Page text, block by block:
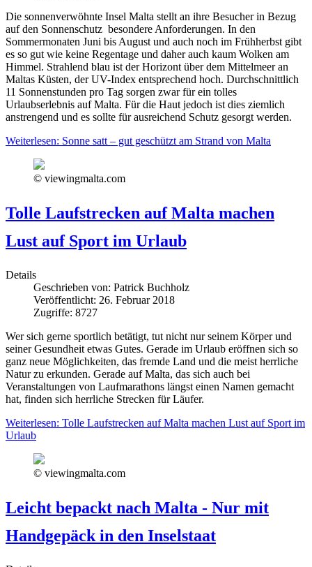
Die sonnenverwöhnte Insel Malta stellt an ihre Besucher in Bezug
auf den Sonnenschutz besondere Anforderungen. In den
Sommermonaten Juni bis August und auch noch im Frühherbst gibt
es so gut wie keine Regentage und daher auch kaum Wolken am
Himmel. Strahlend blau ist der Horizont über dem Mittelmeer an
Maltas Küsten, der UV-Index entsprechend hoch. Durchschnittlich
11 Sonnenstunden pro Tag sorgen zwar für ein tolles
Urlaubserlebnis auf Malta. Für die Haut jedoch ist dies ziemlich
anstrengend und es sollte für ausreichend Schutz gesorgt werden.
Weiterlesen: Sonne satt – gut geschützt am Strand von Malta
© viewingmalta.com
Tolle Laufstrecken auf Malta machen
Lust auf Sport im Urlaub
Details
Geschrieben von: Patrick Buchholz
Veröffentlicht: 26. Februar 2018
Zugriffe: 8727
Wer sich gerne sportlich betätigt, tut nicht nur seinem Körper und
seiner Gesundheit etwas Gutes. Gerade im Urlaub eröffnen sich so
ganz neue Möglichkeiten, das fremde Land und die meist herrliche
Natur zu erkunden. Gerade auf Malta, das sich auch bei
Veranstaltungen von Laufmarathons längst einen Namen gemacht
hat, finden sich herrliche Strecken für Läufer.
Weiterlesen: Tolle Laufstrecken auf Malta machen Lust auf Sport im
Urlaub
© viewingmalta.com
Leicht bepackt nach Malta - Nur mit
Handgepäck in den Inselstaat